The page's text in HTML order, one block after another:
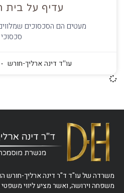
עדיף על
מעטים הם הסכסוכים
סכסוכי
עו''ד דינה ארליך-חורש
משרדה של עו"ד ד"ר דינה ארליך-חורש
משפחה וירושה, ואשר מציע ליווי